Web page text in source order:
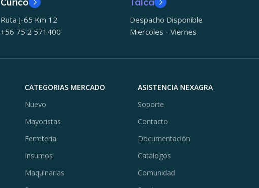
Ruta J-65 Km 12
+56 75 2 571400
Despacho Disponible
Miercoles - Viernes
CATEGORIAS MERCADO
Nuevo
Mayoristas
Ferreteria
Insumos
Maquinarias
ASISTENCIA NEXAGRA
Soporte
Contacto
Documentación
Catalogos
Comunidad